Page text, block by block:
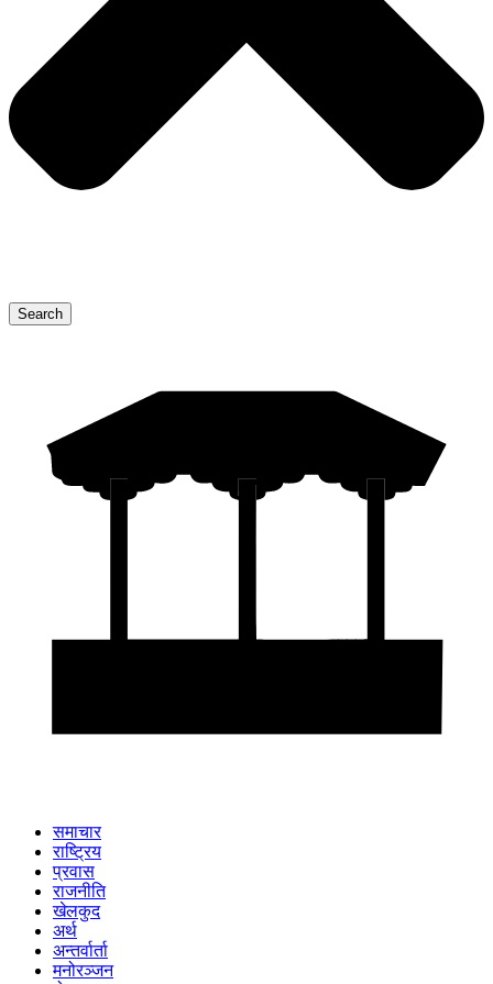
Search
समाचार
राष्ट्रिय
प्रवास
राजनीति
खेलकुद
अर्थ
अन्तर्वार्ता
मनोरञ्जन